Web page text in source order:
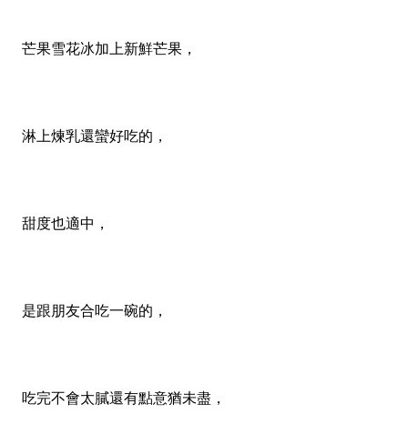
芒果雪花冰加上新鮮芒果，
淋上煉乳還蠻好吃的，
甜度也適中，
是跟朋友合吃一碗的，
吃完不會太膩還有點意猶未盡，